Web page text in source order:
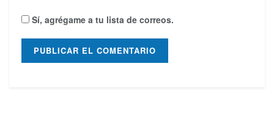
Sí, agrégame a tu lista de correos.